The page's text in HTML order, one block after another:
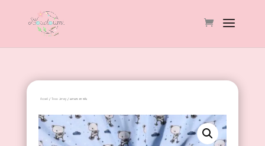
Accueil /Tissus Jersey/ oursons en vélo